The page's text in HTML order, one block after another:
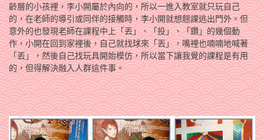
齡層的小孩裡，李小開屬於內向的，所以一進入教室就只玩自己
的，在老師的導引或同伴的接觸時，李小開就想翹課逃出門外。但
意外的也發現老師在課程中上「丟」、「投」、「鑽」的幾個動
作，小開在回到家裡後，自己就找球來「丟」，嘴裡也喃喃地喊著
「丟」，然後自己找玩具開始模仿，所以當下讓我覺的課程是有用
的，但得解決融入人群這件事。